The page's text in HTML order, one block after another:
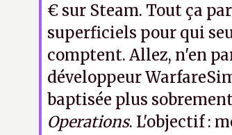
€ sur Steam. Tout ça
superficiels pour qui
comptent. Allez, n'en
développeur
baptisée plus
Operations. L'objectif :